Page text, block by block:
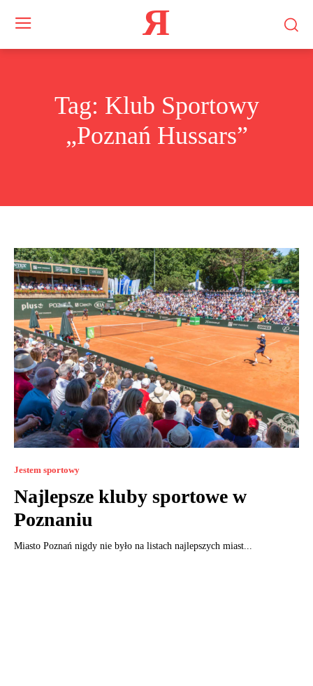
Я
Tag: Klub Sportowy
„Poznań Hussars”
Jestem sportowy
Najlepsze kluby sportowe w
Poznaniu
Miasto Poznań nigdy nie było na listach najlepszych miast...